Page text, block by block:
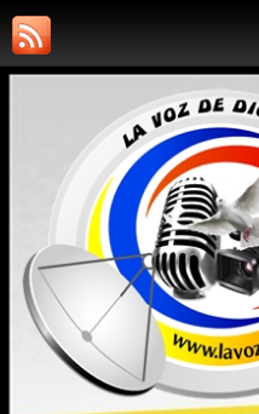
RADIO LA